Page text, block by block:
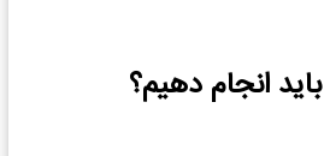
انجام دهیم؟